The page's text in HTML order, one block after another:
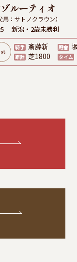
ルーティオ
馬：サトノクラウン）
新潟・2歳未勝利
st
騎手 斎藤新 厩舎
距離 芝1800 タイム